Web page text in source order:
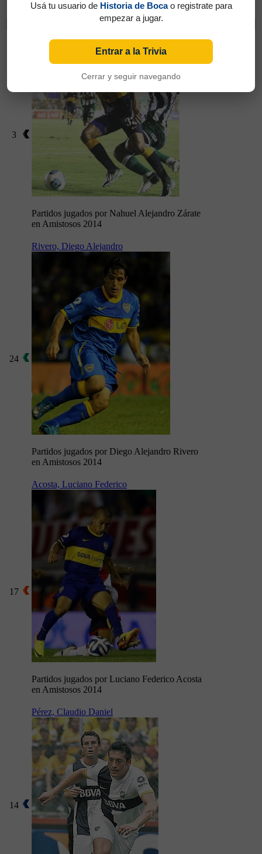
Cambios
3
Zárate, Nahuel Alejandro
Partidos jugados por Nahuel Alejandro Zárate
en Amistosos 2014
24
Rivero, Diego Alejandro
Partidos jugados por Diego Alejandro Rivero
en Amistosos 2014
17
Acosta, Luciano Federico
Partidos jugados por Luciano Federico Acosta
en Amistosos 2014
14
Pérez, Claudio Daniel
Usá tu usuario de Historia de Bocao registrate para
empezar a jugar.
Entrar a la Trivia
Cerrar y seguir navegando